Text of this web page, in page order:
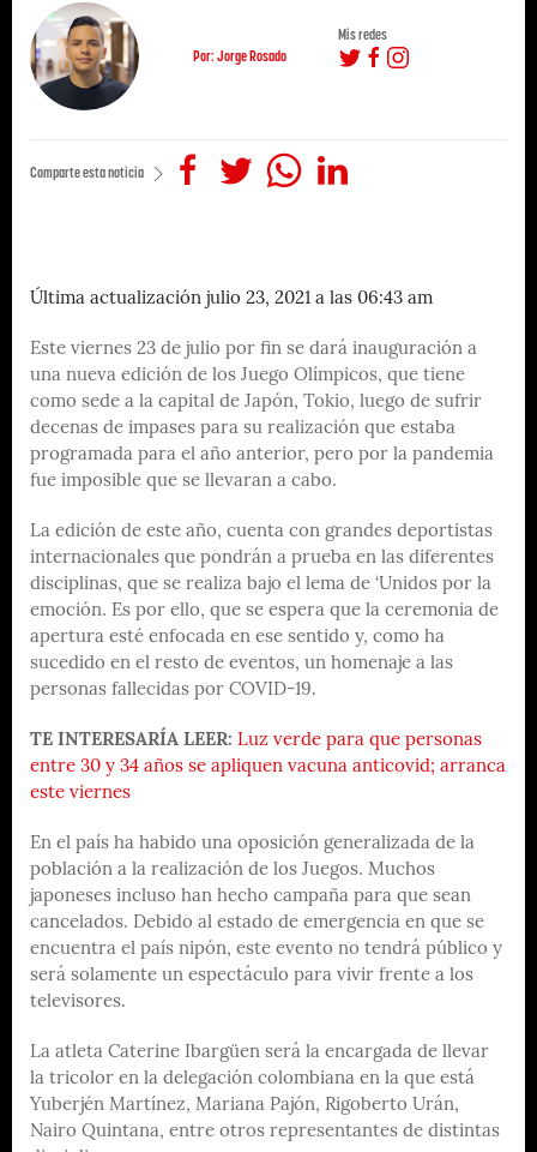
Por: Jorge Rosado
Mis redes
Comparte esta noticia
Última actualización julio 23, 2021 a las 06:43 am
Este viernes 23 de julio por fin se dará inauguración a
una nueva edición de los Juego Olímpicos, que tiene
como sede a la capital de Japón, Tokio, luego de sufrir
decenas de impases para su realización que estaba
programada para el año anterior, pero por la pandemia
fue imposible que se llevaran a cabo.
La edición de este año, cuenta con grandes deportistas
internacionales que pondrán a prueba en las diferentes
disciplinas, que se realiza bajo el lema de ‘Unidos por la
emoción. Es por ello, que se espera que la ceremonia de
apertura esté enfocada en ese sentido y, como ha
sucedido en el resto de eventos, un homenaje a las
personas fallecidas por COVID-19.
TE INTERESARÍA LEER: Luz verde para que personas
entre 30 y 34 años se apliquen vacuna anticovid; arranca
este viernes
En el país ha habido una oposición generalizada de la
población a la realización de los Juegos. Muchos
japoneses incluso han hecho campaña para que sean
cancelados. Debido al estado de emergencia en que se
encuentra el país nipón, este evento no tendrá público y
será solamente un espectáculo para vivir frente a los
televisores.
La atleta Caterine Ibargüen será la encargada de llevar
la tricolor en la delegación colombiana en la que está
Yuberjén Martínez, Mariana Pajón, Rigoberto Urán,
Nairo Quintana, entre otros representantes de distintas